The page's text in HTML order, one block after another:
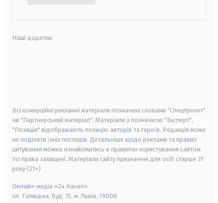
Наші додатки:
Всі комерційні рекламні матеріали позначені словами "Спецпроєкт"
чи "Партнерський матеріал". Матеріали з позначкою "Експерт",
"Позиція" відображають позицію авторів та героїв. Редакція може
не поділяти їхніх поглядів. Детальніше щодо реклами та правил
цитування можна ознайомитись в правилах користування сайтом.
Усі права захищені. Матеріали сайту призначені для осіб старше 21
року (21+)
Онлайн-медіа «24 Канал»
пл. Галицька, буд. 15, м. Львів, 79008